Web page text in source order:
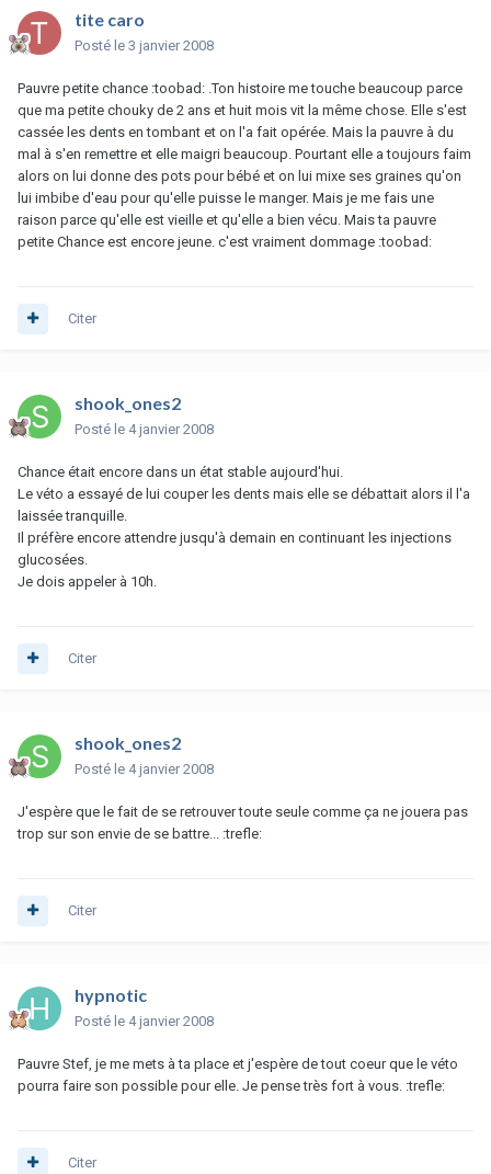
tite caro
Posté le 3 janvier 2008
Pauvre petite chance :toobad: .Ton histoire me touche beaucoup parce
que ma petite chouky de 2 ans et huit mois vit la même chose. Elle s'est
cassée les dents en tombant et on l'a fait opérée. Mais la pauvre à du
mal à s'en remettre et elle maigri beaucoup. Pourtant elle a toujours faim
alors on lui donne des pots pour bébé et on lui mixe ses graines qu'on
lui imbibe d'eau pour qu'elle puisse le manger. Mais je me fais une
raison parce qu'elle est vieille et qu'elle a bien vécu. Mais ta pauvre
petite Chance est encore jeune. c'est vraiment dommage :toobad:
Citer
shook_ones2
Posté le 4 janvier 2008
Chance était encore dans un état stable aujourd'hui.
Le véto a essayé de lui couper les dents mais elle se débattait alors il l'a
laissée tranquille.
Il préfère encore attendre jusqu'à demain en continuant les injections
glucosées.
Je dois appeler à 10h.
Citer
shook_ones2
Posté le 4 janvier 2008
J'espère que le fait de se retrouver toute seule comme ça ne jouera pas
trop sur son envie de se battre... :trefle:
Citer
hypnotic
Posté le 4 janvier 2008
Pauvre Stef, je me mets à ta place et j'espère de tout coeur que le véto
pourra faire son possible pour elle. Je pense très fort à vous. :trefle:
Citer